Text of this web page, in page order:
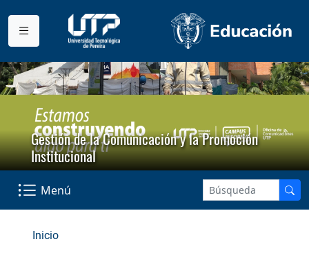
Gestión de la Comunicación y la Promoción
Institucional
Menú
Inicio